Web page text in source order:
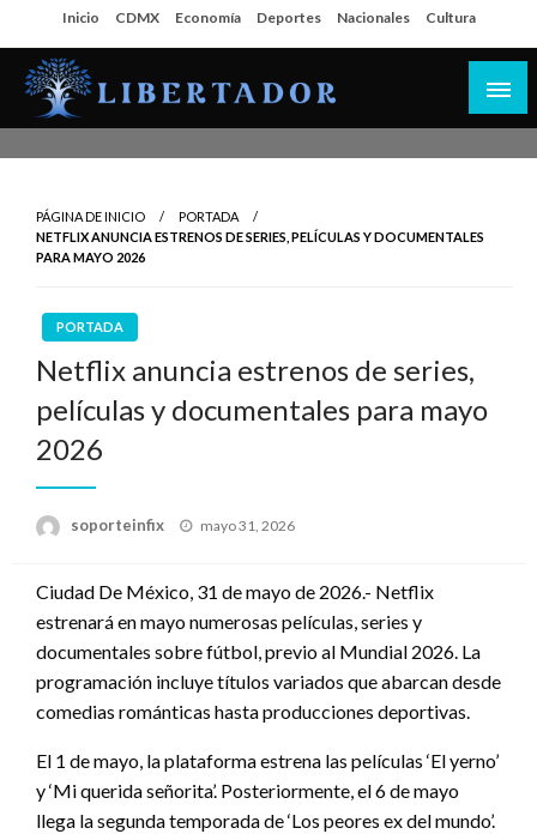
al
contenido
Inicio CDMX Economía Deportes Nacionales Cultura
PÁGINA DE INICIO
PORTADA
NETFLIX ANUNCIA ESTRENOS DE SERIES, PELÍCULAS Y DOCUMENTALES
PARA MAYO 2026
PORTADA
Netflix anuncia estrenos de series,
películas y documentales para mayo
2026
soporteinfix
Publicado
mayo 31, 2026
Ciudad De México, 31 de mayo de 2026.- Netflix
estrenará en mayo numerosas películas, series y
documentales sobre fútbol, previo al Mundial 2026. La
programación incluye títulos variados que abarcan desde
comedias románticas hasta producciones deportivas.
El 1 de mayo, la plataforma estrena las películas ‘El yerno’
y ‘Mi querida señorita’. Posteriormente, el 6 de mayo
llega la segunda temporada de ‘Los peores ex del mundo’.